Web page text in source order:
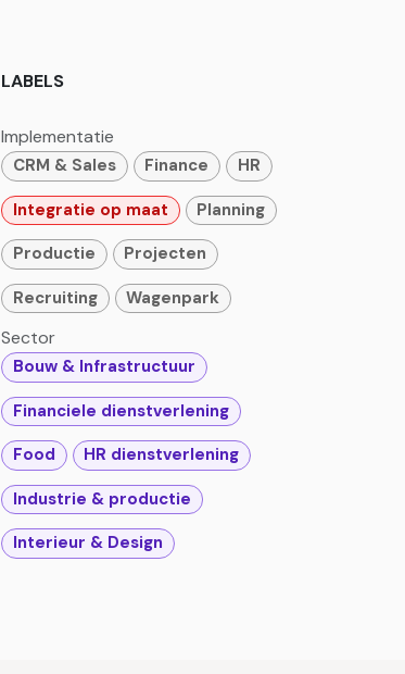
LABELS
Implementatie
CRM & Sales Finance HR
Integratie op maat Planning
Productie Projecten
Recruiting Wagenpark
Sector
Bouw & Infrastructuur
Financiele dienstverlening
Food HR dienstverlening
Industrie & productie
Interieur & Design